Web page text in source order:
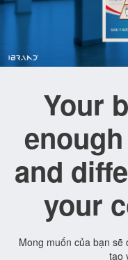
Your
and
your
Mong muốn của bạn
tạo